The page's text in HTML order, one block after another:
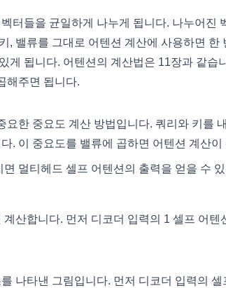
터들을 균일하게 나누게 됩니다. 나누어진
, 밸류를 그대로 어텐션 계산에 사용하면
게 됩니다. 어텐션의 계산법은 11장과 같습
해주면 됩니다.
요한 중요도 계산 방법입니다. 쿼리와 키를
. 이 중요도를 밸류에 곱하면 어텐션 계산이
멀티헤드 셀프 어텐션의 출력을 얻을 수
산합니다. 먼저 디코더 입력의 1 셀프 어텐
나타낸 그림입니다. 먼저 디코더 입력의